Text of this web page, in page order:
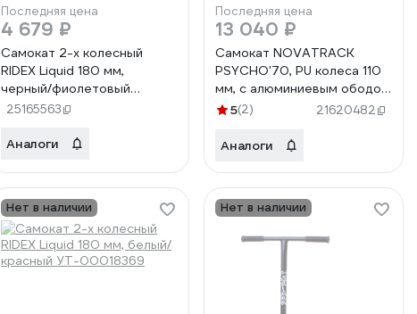
Последняя цена
4 679 ₽
Самокат 2-х колесный
RIDEX Liquid 180 мм,
черный/фиолетовый
УТ-00018372
25165563
Аналоги
Последняя цена
13 040 ₽
Самокат NOVATRACK
PSYCHO'70, PU колеса 110
мм, с алюминиевым ободом
110A.PSYCHOP4.SL22
5(2) 21620482
Аналоги
Нет в наличии Нет в наличии